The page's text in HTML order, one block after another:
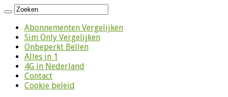
Abonnementen Vergelijken
Sim Only Vergelijken
Onbeperkt Bellen
Alles in 1
4G in Nederland
Contact
Cookie beleid